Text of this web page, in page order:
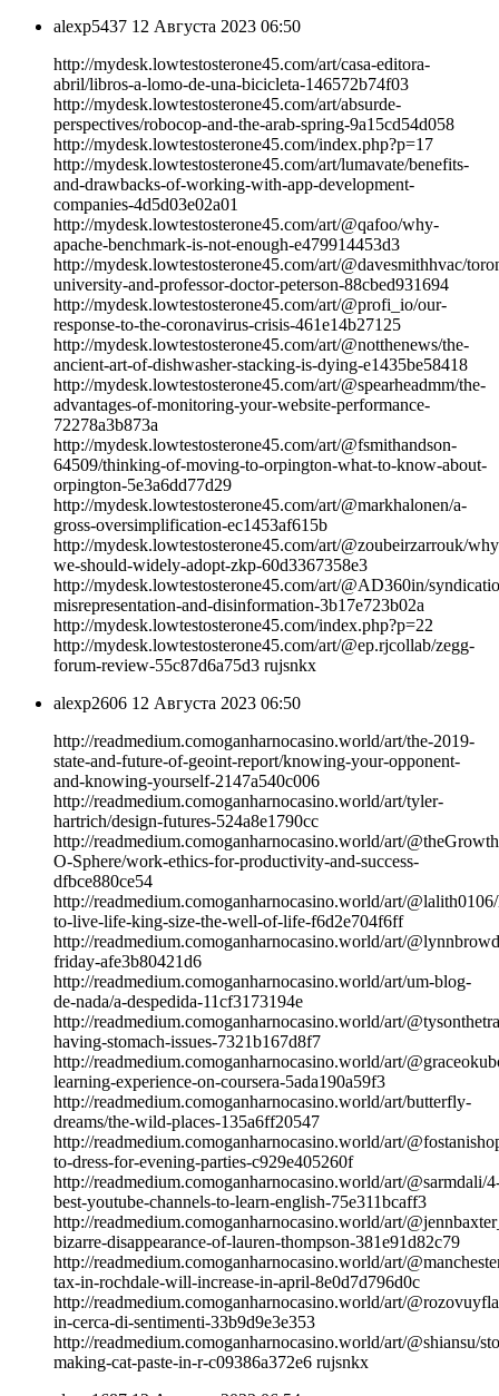
alexp5437 12 Августа 2023 06:50
http://mydesk.lowtestosterone45.com/art/casa-editora-
abril/libros-a-lomo-de-una-bicicleta-146572b74f03
http://mydesk.lowtestosterone45.com/art/absurde-
perspectives/robocop-and-the-arab-spring-9a15cd54d058
http://mydesk.lowtestosterone45.com/index.php?p=17
http://mydesk.lowtestosterone45.com/art/lumavate/benefits-
and-drawbacks-of-working-with-app-development-
companies-4d5d03e02a01
http://mydesk.lowtestosterone45.com/art/@qafoo/why-
apache-benchmark-is-not-enough-e479914453d3
http://mydesk.lowtestosterone45.com/art/@davesmithhvac/
university-and-professor-doctor-peterson-88cbed931694
http://mydesk.lowtestosterone45.com/art/@profi_io/our-
response-to-the-coronavirus-crisis-461e14b27125
http://mydesk.lowtestosterone45.com/art/@notthenews/the-
ancient-art-of-dishwasher-stacking-is-dying-e1435be58418
http://mydesk.lowtestosterone45.com/art/@spearheadmm/the-
advantages-of-monitoring-your-website-performance-
72278a3b873a
http://mydesk.lowtestosterone45.com/art/@fsmithandson-
64509/thinking-of-moving-to-orpington-what-to-know-about-
orpington-5e3a6dd77d29
http://mydesk.lowtestosterone45.com/art/@markhalonen/a-
gross-oversimplification-ec1453af615b
http://mydesk.lowtestosterone45.com/art/@zoubeirzarrouk/
we-should-widely-adopt-zkp-60d3367358e3
http://mydesk.lowtestosterone45.com/art/@AD360in/
misrepresentation-and-disinformation-3b17e723b02a
http://mydesk.lowtestosterone45.com/index.php?p=22
http://mydesk.lowtestosterone45.com/art/@ep.rjcollab/zegg-
forum-review-55c87d6a75d3 rujsnkx
alexp2606 12 Августа 2023 06:50
http://readmedium.comoganharnocasino.world/art/the-2019-
state-and-future-of-geoint-report/knowing-your-opponent-
and-knowing-yourself-2147a540c006
http://readmedium.comoganharnocasino.world/art/tyler-
hartrich/design-futures-524a8e1790cc
http://readmedium.comoganharnocasino.world/art/
O-Sphere/work-ethics-for-productivity-and-success-
dfbce880ce54
http://readmedium.comoganharnocasino.world/art/
to-live-life-king-size-the-well-of-life-f6d2e704f6ff
http://readmedium.comoganharnocasino.world/art/
friday-afe3b80421d6
http://readmedium.comoganharnocasino.world/art/um-blog-
de-nada/a-despedida-11cf3173194e
http://readmedium.comoganharnocasino.world/art/
having-stomach-issues-7321b167d8f7
http://readmedium.comoganharnocasino.world/art/
learning-experience-on-coursera-5ada190a59f3
http://readmedium.comoganharnocasino.world/art/butterfly-
dreams/the-wild-places-135a6ff20547
http://readmedium.comoganharnocasino.world/art/
to-dress-for-evening-parties-c929e405260f
http://readmedium.comoganharnocasino.world/art/@sarmdali/
best-youtube-channels-to-learn-english-75e311bcaff3
http://readmedium.comoganharnocasino.world/art/
bizarre-disappearance-of-lauren-thompson-381e91d82c79
http://readmedium.comoganharnocasino.world/art/
tax-in-rochdale-will-increase-in-april-8e0d7d796d0c
http://readmedium.comoganharnocasino.world/art/
in-cerca-di-sentimenti-33b9d9e3e353
http://readmedium.comoganharnocasino.world/art/@shiansu/
making-cat-paste-in-r-c09386a372e6 rujsnkx